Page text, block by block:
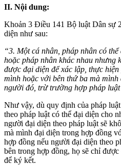
II. Nội dung:
Khoản 3 Điều 141 Bộ luật Dân sự
diện như sau:
“3. Một cá nhân, pháp nhân có
hoặc pháp nhân khác nhau nhưng
được đại diện để xác lập, thực
mình hoặc với bên thứ ba mà
người đó, trừ trường hợp pháp luật
Như vậy, dù quy định của pháp
theo pháp luật có thể đại diện cho
người đại diện theo pháp luật sẽ
mà mình đại diện trong hợp đồng
hợp đồng nếu người đại diện theo
bên trong hợp đồng, họ sẽ chỉ
để ký kết.